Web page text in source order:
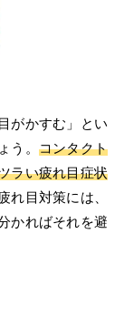
がかすむ」とい
う。 コンタクト
ラい疲れ目症状
れ目対策には、
かればそれを避